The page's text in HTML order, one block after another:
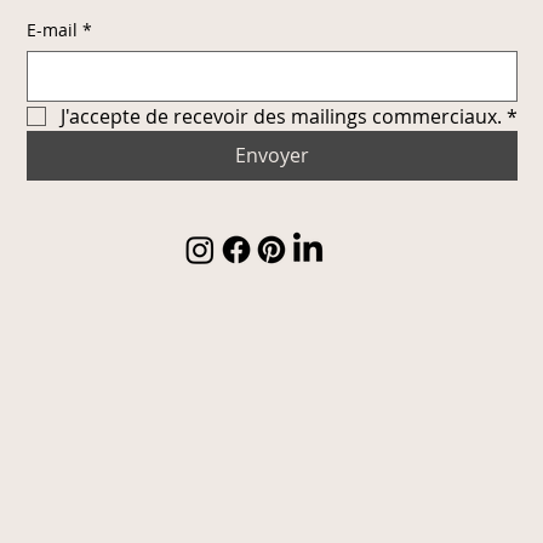
E-mail *
J'accepte de recevoir des mailings commerciaux. *
Envoyer